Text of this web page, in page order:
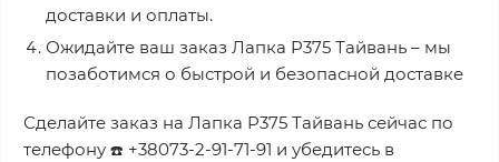
доставки и оплаты.
Ожидайте ваш заказ Лапка P375 Тайвань – мы
позаботимся о быстрой и безопасной доставке
Сделайте заказ на Лапка P375 Тайвань сейчас по
телефону ☎️ +38073-2-91-71-91 и убедитесь в